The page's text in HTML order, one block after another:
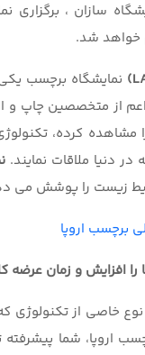
خواهد شد.
نمایشگاه برچسب
اعم از متخصصین چاپ
مشاهده کرده،
دنیا ملاقات نمایند.
زیست را پوشش می
برچسب اروپا
را افزایش و زمان
نوع خاصی از
اروپا، شما